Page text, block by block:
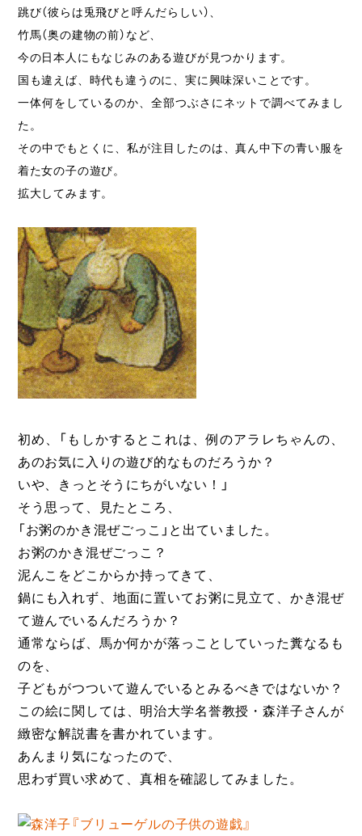
跳び（彼らは兎飛びと呼んだらしい）、
竹馬（奥の建物の前）など、
今の日本人にもなじみのある遊びが見つかります。
国も違えば、時代も違うのに、実に興味深いことです。
一体何をしているのか、全部つぶさにネットで調べてみまし
た。
その中でもとくに、私が注目したのは、真ん中下の青い服を
着た女の子の遊び。
拡大してみます。
初め、「もしかするとこれは、例のアラレちゃんの、
あのお気に入りの遊び的なものだろうか？
いや、きっとそうにちがいない！」
そう思って、見たところ、
「お粥のかき混ぜごっこ」と出ていました。
お粥のかき混ぜごっこ？
泥んこをどこからか持ってきて、
鍋にも入れず、地面に置いてお粥に見立て、かき混ぜ
て遊んでいるんだろうか？
通常ならば、馬か何かが落っことしていった糞なるも
のを、
子どもがつついて遊んでいるとみるべきではないか？
この絵に関しては、明治大学名誉教授・森洋子さんが
緻密な解説書を書かれています。
あんまり気になったので、
思わず買い求めて、真相を確認してみました。